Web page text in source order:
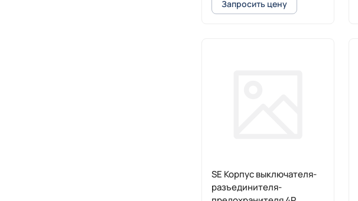
Запросить цену
SE Корпус выключателя-
разъединителя-